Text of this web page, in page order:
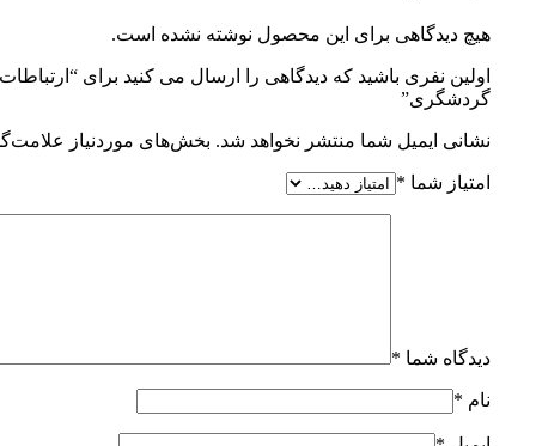
هیچ دیدگاهی برای این محصول نوشته نشده است.
اولین نفری باشید که دیدگاهی را ارسال می کنید برای
گردشگری”
نشانی ایمیل شما منتشر نخواهد شد. بخش‌های موردنیاز
امتیاز شما *
دیدگاه شما *
نام *